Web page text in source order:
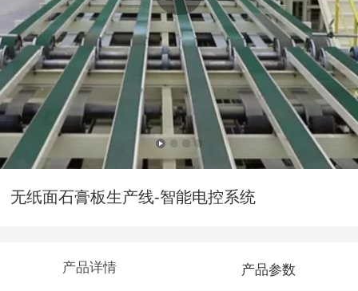
无纸面石膏板生产线-智能电控系统
产品详情 产品参数